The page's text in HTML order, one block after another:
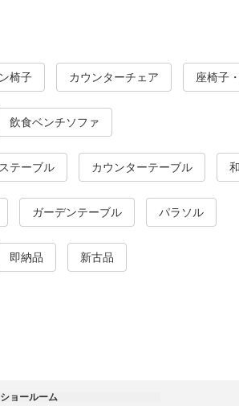
椅子 カウンターチェア 座椅子
飲食ベンチソファ
テーブル カウンターテーブル
ガーデンテーブル パラソル
即納品 新古品
ショールーム